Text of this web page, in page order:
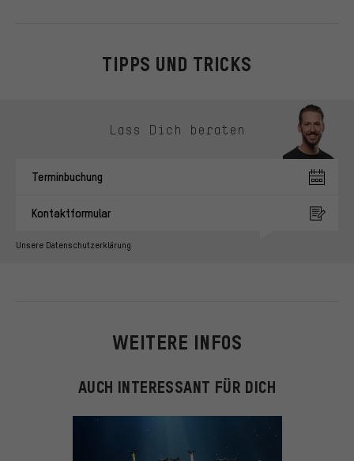
TIPPS UND TRICKS
Lass Dich beraten
Terminbuchung
Kontaktformular
Unsere Datenschutzerklärung
WEITERE INFOS
AUCH INTERESSANT FÜR DICH